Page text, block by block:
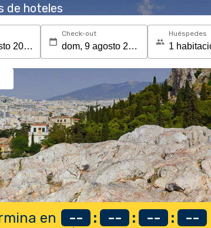
de hoteles
Check-out Huéspedes
en -- : -- : -- : --